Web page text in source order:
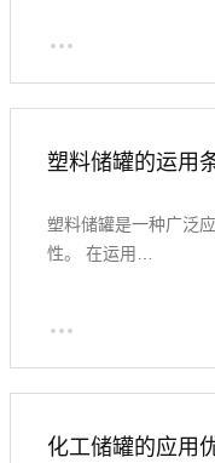
塑料储罐的运用
塑料储罐是一种广泛
性。 在运用…
化工储罐的应用